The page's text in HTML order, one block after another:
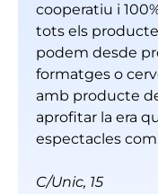
cooperatiu i
tots els
podem desde
formatges o
amb producte
aprofitar la era
espectacles
C/Unic, 15